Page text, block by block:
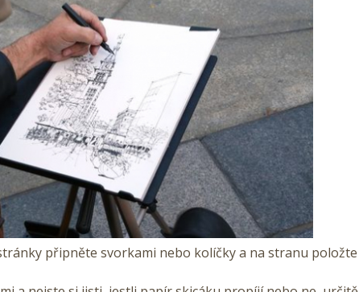
připněte svorkami nebo kolíčky a na stranu položte